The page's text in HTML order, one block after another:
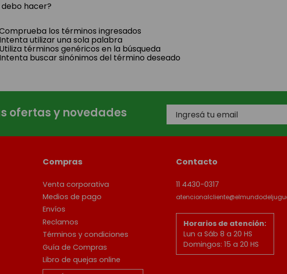
debo hacer?
los términos ingresados
Intenta utilizar una sola palabra
Utiliza términos genéricos en la búsqueda
Intenta buscar sinónimos del término deseado
ofertas y novedades
Compras
Venta corporativa
Medios de pago
Envíos
Reclamos
Términos y condiciones
Guía de Compras
Libro de quejas online
Contacto
11 4430-0317
Horarios de atención:
Lun a Sáb 8 a 20 HS
Domingos: 15 a 20 HS